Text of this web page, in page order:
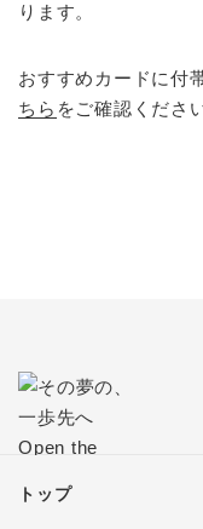
ります。
おすすめカードに付
ちら をご確認ください
トップ